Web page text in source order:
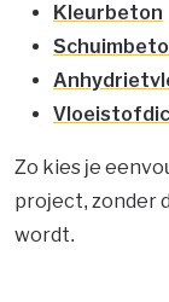
Kleurbeton
Zo kies je
project, zonder
wordt.